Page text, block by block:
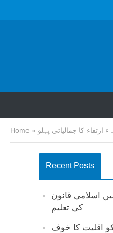
Home » ارتقاء کا جمالیاتی پہلو
Recent Posts
اسلامی قانون
کی تعلیم
اقلیت کا خوف